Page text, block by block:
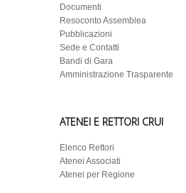
Documenti
Resoconto Assemblea
Pubblicazioni
Sede e Contatti
Bandi di Gara
Amministrazione Trasparente
ATENEI E RETTORI CRUI
Elenco Rettori
Atenei Associati
Atenei per Regione